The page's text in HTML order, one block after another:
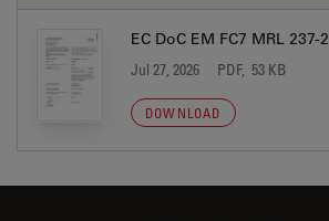
EC DoC EM FC7 MRL 237-2
Jul 27, 2026 PDF, 53 KB
DOWNLOAD